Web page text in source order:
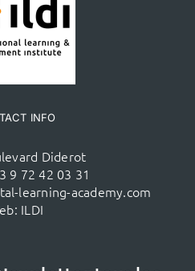
INFO
Diderot
9 72 42 03 31
learning-academy.com
ILDI